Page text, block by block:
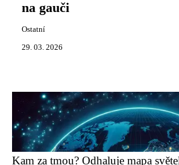
na gauči
Ostatní
29. 03. 2026
Kam za tmou? Odhaluje mapa